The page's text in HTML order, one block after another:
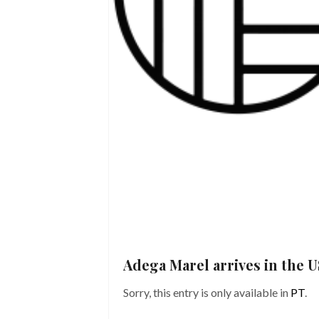
Adega Marel arrives in the
Sorry, this entry is only available in PT.